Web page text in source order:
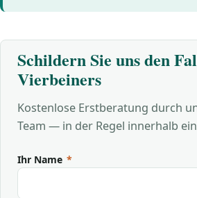
Schildern Sie uns den
Vierbeiners
Kostenlose Erstberatung durch
Team — in der Regel innerhalb
Ihr Name *